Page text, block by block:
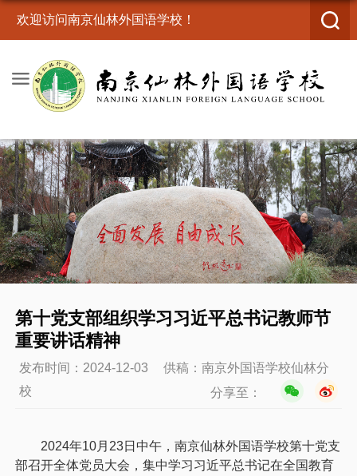
欢迎访问南京仙林外国语学校！
第十党支部组织学习习近平总书记教师节
重要讲话精神
发布时间：2024-12-03
供稿：南京外国语学校仙林分
校
分享至：
2024年10月23日中午，南京仙林外国语学校第十党支
部召开全体党员大会，集中学习习近平总书记在全国教育